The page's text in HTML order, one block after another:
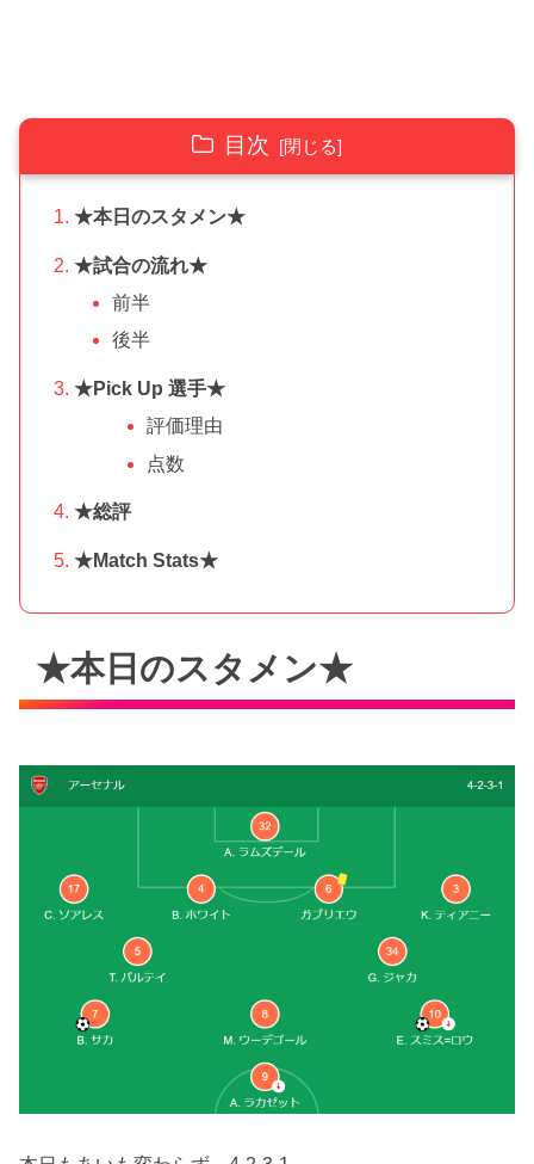
目次
★本日のスタメン★
★試合の流れ★
前半
後半
★Pick Up 選手★
評価理由
点数
★総評
★Match Stats★
★本日のスタメン★